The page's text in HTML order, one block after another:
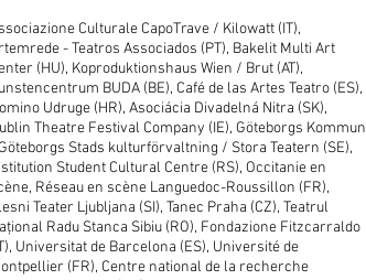
Culturale CapoTrave / Kilowatt (IT),
- Teatros Associados (PT), Bakelit Multi Art
(HU), Koproduktionshaus Wien / Brut (AT),
BUDA (BE), Café de las Artes Teatro (ES),
Udruge (HR), Asociácia Divadelná Nitra (SK),
Theatre Festival Company (IE), Göteborgs Kommun
Stads kulturförvaltning / Stora Teatern (SE),
Student Cultural Centre (RS), Occitanie en
Réseau en scène Languedoc-Roussillon (FR),
Teater Ljubljana (SI), Tanec Praha (CZ), Teatrul
Radu Stanca Sibiu (RO), Fondazione Fitzcarraldo
Universitat de Barcelona (ES), Université de
(FR), Centre national de la recherche